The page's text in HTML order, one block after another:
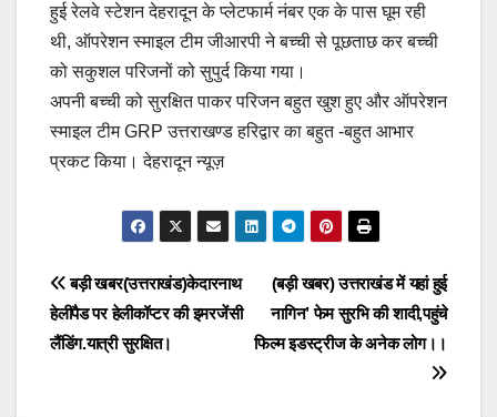
हुई रेलवे स्टेशन देहरादून के प्लेटफार्म नंबर एक के पास घूम रही
थी, ऑपरेशन स्माइल टीम जीआरपी ने बच्ची से पूछताछ कर बच्ची
को सकुशल परिजनों को सुपुर्द किया गया।
अपनी बच्ची को सुरक्षित पाकर परिजन बहुत खुश हुए और ऑपरेशन
स्माइल टीम GRP उत्तराखण्ड हरिद्वार का बहुत -बहुत आभार
प्रकट किया। देहरादून न्यूज़
Post
navigation
(बड़ी खबर) उत्तराखंड में यहां हुई
नागिन’ फेम सुरभि की शादी,पहुंचे
फिल्म इडस्ट्रीज के अनेक लोग।।
बड़ी खबर(उत्तराखंड)केदारनाथ
हेलीपैड पर हेलीकॉप्टर की इमरजेंसी
लैंडिंग.यात्री सुरक्षित।